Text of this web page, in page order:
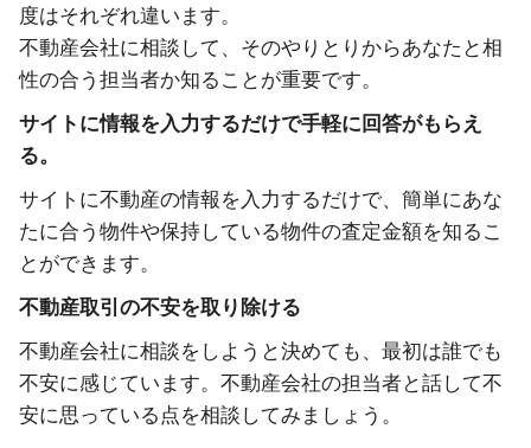
度はそれぞれ違います。
不動産会社に相談して、そのやりとりからあなたと相
性の合う担当者か知ることが重要です。
サイトに情報を入力するだけで手軽に回答がもらえ
る。
サイトに不動産の情報を入力するだけで、簡単にあな
たに合う物件や保持している物件の査定金額を知るこ
とができます。
不動産取引の不安を取り除ける
不動産会社に相談をしようと決めても、最初は誰でも
不安に感じています。不動産会社の担当者と話して不
安に思っている点を相談してみましょう。